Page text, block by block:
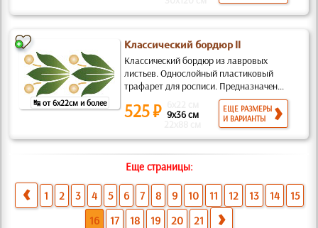
↹ от 6x22см и более
Классический бордюр II
Классический бордюр из лавровых
листьев. Однослойный пластиковый
трафарет для росписи. Предназначен...
525 ₽ 9x36 см
ЕЩЕ РАЗМЕРЫ
И ВАРИАНТЫ
Еще страницы:
1 2 3 4 5 6 7 8 9 10 11 12 13 14
15
16
17 18 19 20 21